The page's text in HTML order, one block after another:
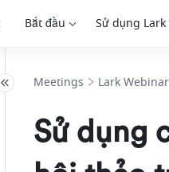
Bắt đầu Sử dụng Lark
Meetings Lark Webinar
Sử dụng